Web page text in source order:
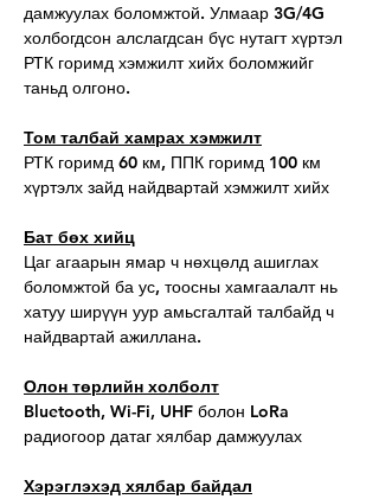
дамжуулах боломжтой. Улмаар 3G/4G
холбогдсон алслагдсан бүс нутагт хүртэл
РТК горимд хэмжилт хийх боломжийг
таньд олгоно.
Том талбай хамрах хэмжилт
РТК горимд 60 км, ППК горимд 100 км
хүртэлх зайд найдвартай хэмжилт хийх
Бат бөх хийц
Цаг агаарын ямар ч нөхцөлд ашиглах
боломжтой ба ус, тоосны хамгаалалт нь
хатуу ширүүн уур амьсгалтай талбайд ч
найдвартай ажиллана.
Олон төрлийн холболт
Bluetooth, Wi-Fi, UHF болон LoRa
радиогоор датаг хялбар дамжуулах
Хэрэглэхэд хялбар байдал